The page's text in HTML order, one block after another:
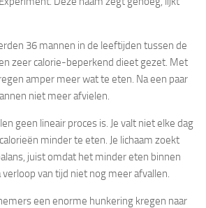
36 mannen in de leeftijden tussen de
zeer calorie-beperkend dieet gezet. Met
amper meer wat te eten. Na een paar
niet meer afvielen.
geen lineair proces is. Je valt niet elke dag
minder te eten. Je lichaam zoekt
juist omdat het minder eten binnen
verloop van tijd niet nog meer afvallen.
een enorme hunkering kregen naar